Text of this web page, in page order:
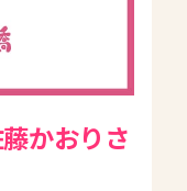
かおりさ